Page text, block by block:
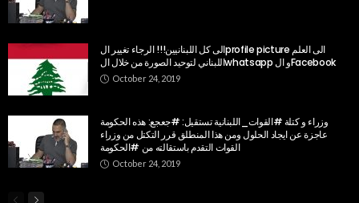
الى كل اللبنانيين!!! الرجاء تغيير الprofile picture الى العلم
اللبناني لتوحيد الصورة من خلال الwhatsapp و الFacebook
October 24, 2019
وزراء و كتلة #القوات_اللبنانية تستقيل: #جعجع: هذه الحكومة
عاجزة عن ايجاد الحلول ومن هذا المنطلق قرر التكتل من وزراء
القوات التقدم باستقالته من #الحكومة
October 24, 2019